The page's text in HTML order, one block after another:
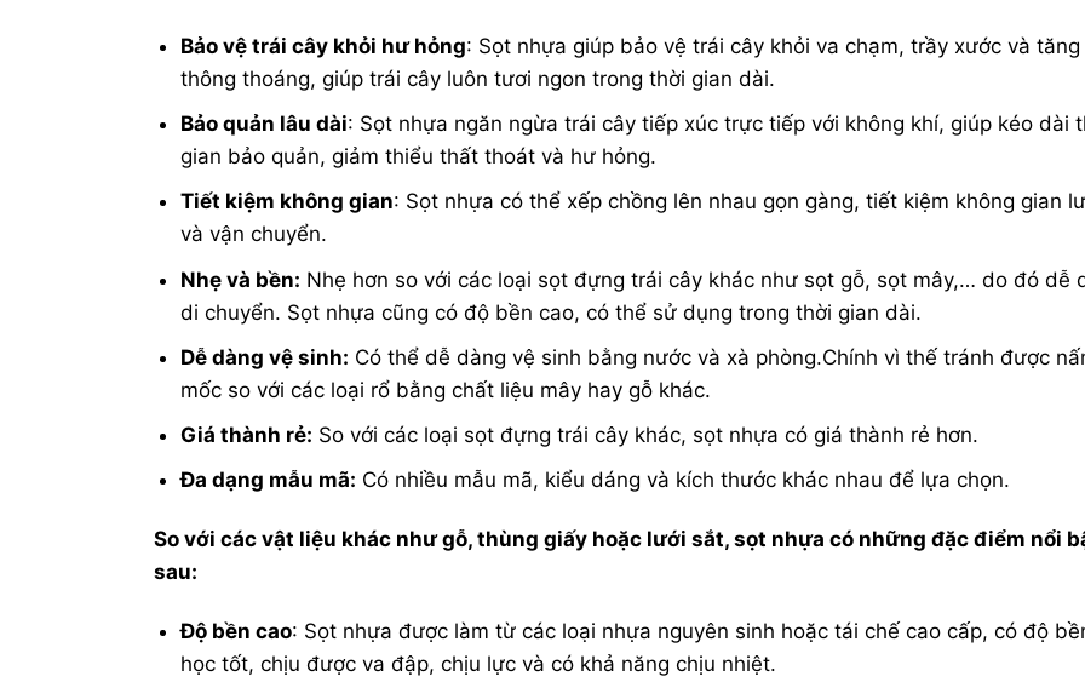
Bảo vệ trái cây khỏi hư hỏng: Sọt nhựa giúp bảo vệ trái cây khỏi va chạm, trầy xước và
thông thoáng, giúp trái cây luôn tươi ngon trong thời gian dài.
Bảo quản lâu dài: Sọt nhựa ngăn ngừa trái cây tiếp xúc trực tiếp với không khí, giúp kéo dài
gian bảo quản, giảm thiểu thất thoát và hư hỏng.
Tiết kiệm không gian: Sọt nhựa có thể xếp chồng lên nhau gọn gàng, tiết kiệm không gian
và vận chuyển.
Nhẹ và bền: Nhẹ hơn so với các loại sọt đựng trái cây khác như sọt gỗ, sọt mây,… do đó dễ
di chuyển. Sọt nhựa cũng có độ bền cao, có thể sử dụng trong thời gian dài.
Dễ dàng vệ sinh: Có thể dễ dàng vệ sinh bằng nước và xà phòng.Chính vì thế tránh được
mốc so với các loại rổ bằng chất liệu mây hay gỗ khác.
Giá thành rẻ: So với các loại sọt đựng trái cây khác, sọt nhựa có giá thành rẻ hơn.
Đa dạng mẫu mã: Có nhiều mẫu mã, kiểu dáng và kích thước khác nhau để lựa chọn.
So với các vật liệu khác như gỗ, thùng giấy hoặc lưới sắt, sọt nhựa có những đặc điểm nổi
sau:
Độ bền cao: Sọt nhựa được làm từ các loại nhựa nguyên sinh hoặc tái chế cao cấp, có độ
học tốt, chịu được va đập, chịu lực và có khả năng chịu nhiệt.